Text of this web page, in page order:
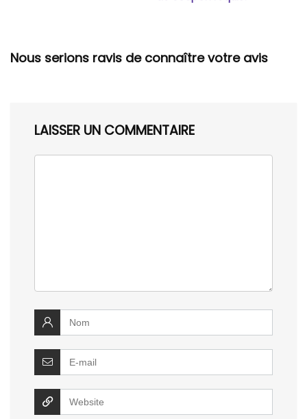
Nous serions ravis de connaître votre avis
LAISSER UN COMMENTAIRE